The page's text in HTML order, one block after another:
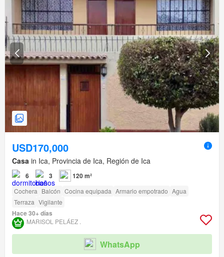
USD170,000
Casa in Ica, Provincia de Ica, Región de Ica
6 3 120 m²
Cochera Balcón Cocina equipada Armario empotrado Agua
Terraza Vigilante
Hace 30+ días
MARISOL PELÁEZ .
WhatsApp